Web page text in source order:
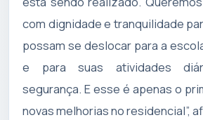
com dignidade e tranquilidade
possam se deslocar para a
e para suas atividades
segurança. E esse é apenas o
novas melhorias no residencial”,